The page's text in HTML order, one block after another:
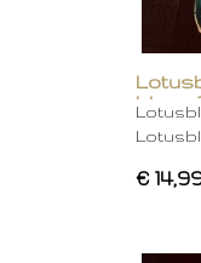
blauw
€